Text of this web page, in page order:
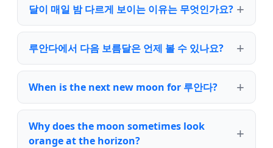
달이 매일 밤 다르게 보이는 이유는 무엇인가요?
루안다에서 다음 보름달은 언제 볼 수 있나요?
When is the next new moon for 루안다?
Why does the moon sometimes look
orange at the horizon?